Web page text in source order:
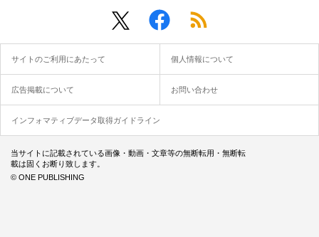
サイトのご利用にあたって 個人情報について
広告掲載について お問い合わせ
インフォマティブデータ取得ガイドライン
当サイトに記載されている画像・動画・文章等の無断転用・無断転
載は固くお断り致します。
© ONE PUBLISHING